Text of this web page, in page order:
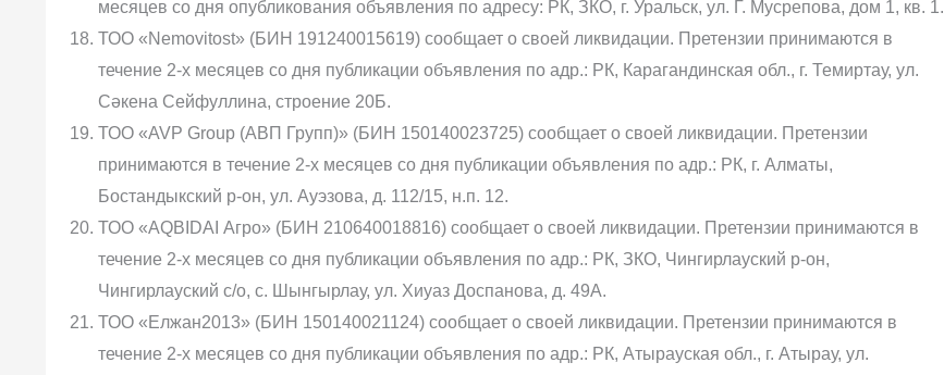
месяцев со дня опубликования объявления по адресу: РК, ЗКО, г. Уральск, ул. Г. Мусрепова, дом 1, кв. 1.
ТОО «Nemovitost» (БИН 191240015619) сообщает о своей ликвидации. Претензии принимаются в
течение 2-х месяцев со дня публикации объявления по адр.: РК, Карагандинская обл., г. Темиртау, ул.
Сәкена Сейфуллина, строение 20Б.
ТОО «AVP Group (АВП Групп)» (БИН 150140023725) сообщает о своей ликвидации. Претензии
принимаются в течение 2-х месяцев со дня публикации объявления по адр.: РК, г. Алматы,
Бостандыкский р-он, ул. Ауэзова, д. 112/15, н.п. 12.
ТОО «AQBIDAI Агро» (БИН 210640018816) сообщает о своей ликвидации. Претензии принимаются в
течение 2-х месяцев со дня публикации объявления по адр.: РК, ЗКО, Чингирлауский р-он,
Чингирлауский с/о, с. Шынгырлау, ул. Хиуаз Доспанова, д. 49А.
ТОО «Елжан2013» (БИН 150140021124) сообщает о своей ликвидации. Претензии принимаются в
течение 2-х месяцев со дня публикации объявления по адр.: РК, Атырауская обл., г. Атырау, ул.